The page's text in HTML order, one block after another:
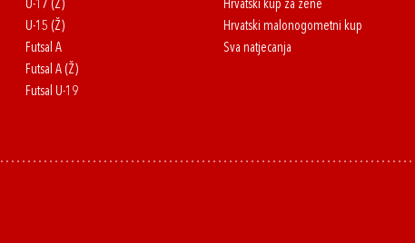
U-17 (Ž)
U-15 (Ž)
Futsal A
Futsal A (Ž)
Futsal U-19
Hrvatski kup za žene
Hrvatski malonogometni kup
Sva natjecanja